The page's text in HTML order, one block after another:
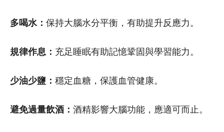
多喝水： 保持大腦水分平衡，有助提升反應力。
規律作息： 充足睡眠有助記憶鞏固與學習能力。
少油少鹽： 穩定血糖，保護血管健康。
避免過量飲酒： 酒精影響大腦功能，應適可而止。